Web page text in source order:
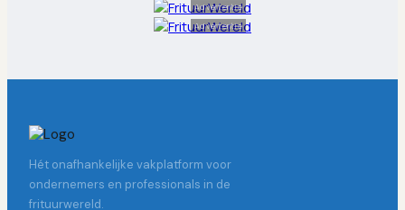
Advertentie
Advertentie
Hét onafhankelijke vakplatform voor
ondernemers en professionals in de
frituurwereld.